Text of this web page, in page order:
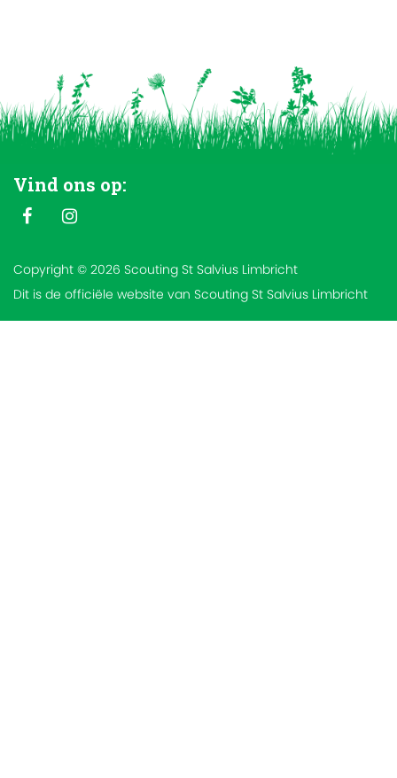
Vind ons op:
Copyright © 2026 Scouting St Salvius Limbricht
Dit is de officiële website van Scouting St Salvius Limbricht